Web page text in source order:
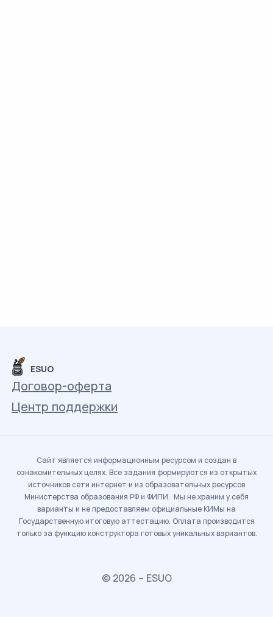
ESUO
Договор-оферта
Центр поддержки
Сайт является информационным ресурсом и создан в
ознакомительных целях. Все задания формируются из открытых
источников сети интернет и из образовательных ресурсов
Министерства образования РФ и ФИПИ. Мы не храним у себя
варианты и не предоставляем официальные КИМы на
Государственную итоговую аттестацию. Оплата производится
только за функцию конструктора готовых уникальных вариантов.
© 2026 – ESUO